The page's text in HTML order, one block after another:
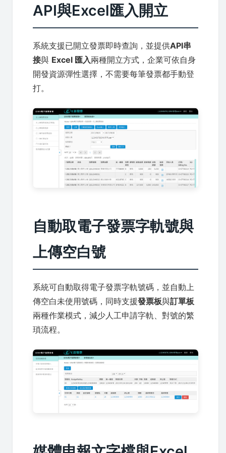
API與Excel匯入開立
系統支援已開立發票即時查詢，並提供API串
接與 Excel 匯入兩種開立方式，企業可依自身
開發資源彈性選擇，不需要每筆發票都手動登
打。
自動取電子發票字軌號與
上傳空白號
系統可自動取得電子發票字軌號碼，並自動上
傳空白未使用號碼，同時支援發票板與訂單板
兩種作業模式，減少人工申請字軌、對號的繁
瑣流程。